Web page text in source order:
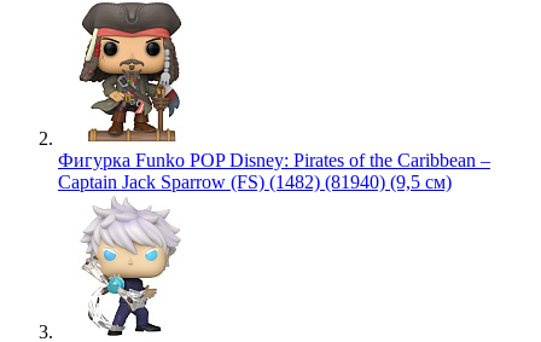
Фигурка Funko POP Disney: Pirates of the Caribbean –
Captain Jack Sparrow (FS) (1482) (81940) (9,5 см)